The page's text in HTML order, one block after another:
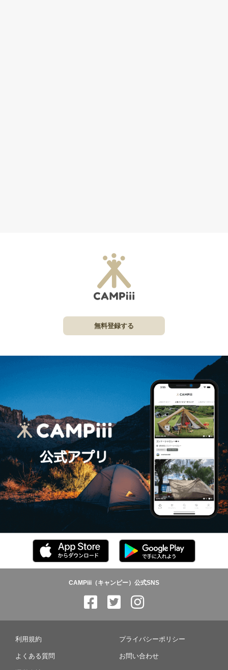
無料登録する
CAMPiii（キャンピー）公式SNS
利用規約 プライバシーポリシー
よくある質問 お問い合わせ